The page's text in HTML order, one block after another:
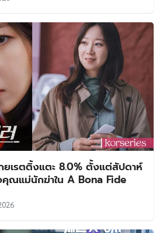
ยเรตติ้งแตะ 8.0% ตั้งแต่สัปดาห์
คุณแม่นักฆ่าใน A Bona Fide